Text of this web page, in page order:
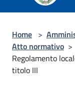
Home >
Atto normativo >
Regolamento
titolo III